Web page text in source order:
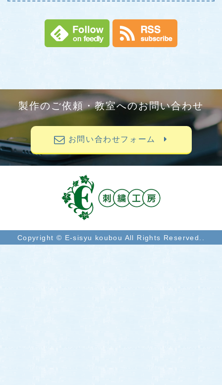
製作のご依頼・教室へのお問い合わせ
お問い合わせフォーム
Copyright © E-sisyu koubou All Rights Reserved..